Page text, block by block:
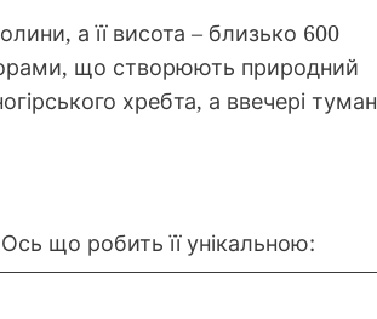
а її висота – близько 600
що створюють природний
хребта, а ввечері туман
що робить її унікальною: